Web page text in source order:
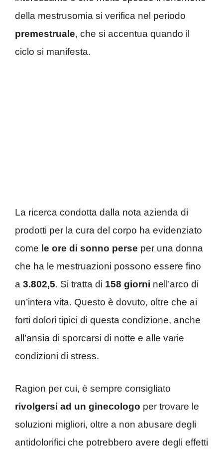
della mestrusomia si verifica nel periodo
premestruale, che si accentua quando il
ciclo si manifesta.
La ricerca condotta dalla nota azienda di
prodotti per la cura del corpo ha evidenziato
come le ore di sonno perse per una donna
che ha le mestruazioni possono essere fino
a 3.802,5. Si tratta di 158 giorni nell’arco di
un’intera vita. Questo è dovuto, oltre che ai
forti dolori tipici di questa condizione, anche
all’ansia di sporcarsi di notte e alle varie
condizioni di stress.
Ragion per cui, è sempre consigliato
rivolgersi ad un ginecologo per trovare le
soluzioni migliori, oltre a non abusare degli
antidolorifici che potrebbero avere degli effetti